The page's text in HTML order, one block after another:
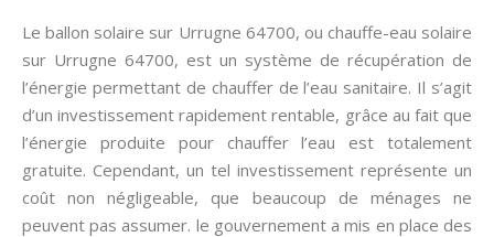
Le ballon solaire sur Urrugne 64700, ou chauffe-eau solaire
sur Urrugne 64700, est un système de récupération de
l’énergie permettant de chauffer de l’eau sanitaire. Il s’agit
d’un investissement rapidement rentable, grâce au fait que
l’énergie produite pour chauffer l’eau est totalement
gratuite. Cependant, un tel investissement représente un
coût non négligeable, que beaucoup de ménages ne
peuvent pas assumer. le gouvernement a mis en place des